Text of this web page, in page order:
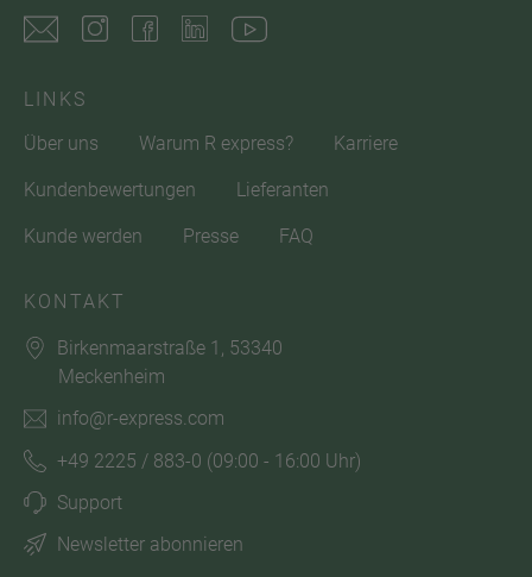
LINKS
Über uns
Warum R express? Karriere
Kundenbewertungen Lieferanten
Kunde werden Presse FAQ
KONTAKT
Birkenmaarstraße 1, 53340
Meckenheim
info@r-express.com
+49 2225 / 883-0 (09:00 - 16:00 Uhr)
Support
Newsletter abonnieren